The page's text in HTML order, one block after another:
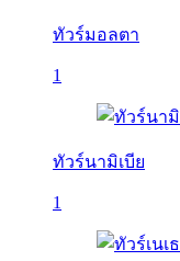
ทัวร์มอลตา
1
ทัวร์นามิเบีย
1